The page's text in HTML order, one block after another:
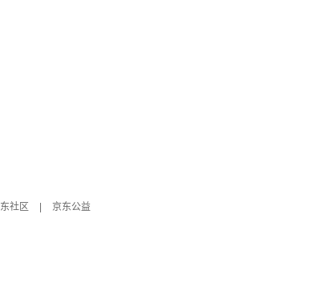
社区
京东公益